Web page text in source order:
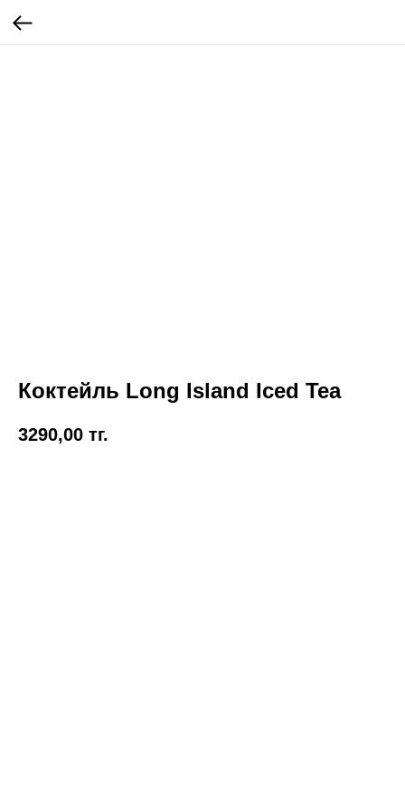
Коктейль Long Island Iced Tea
3290,00 тг.